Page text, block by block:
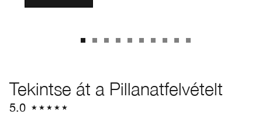
Tekintse át a Pillanatfelvételt
5.0